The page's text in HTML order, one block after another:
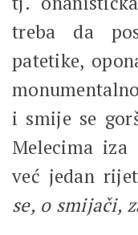
treba da
patetike,
i smije se
Melecima
već jedan
se, o smijači,